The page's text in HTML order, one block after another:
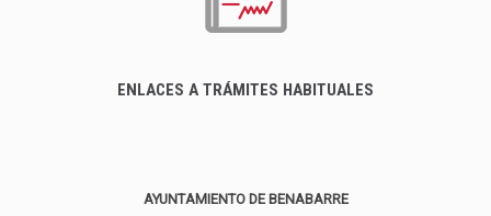
ENLACES A TRÁMITES HABITUALES
AYUNTAMIENTO DE BENABARRE